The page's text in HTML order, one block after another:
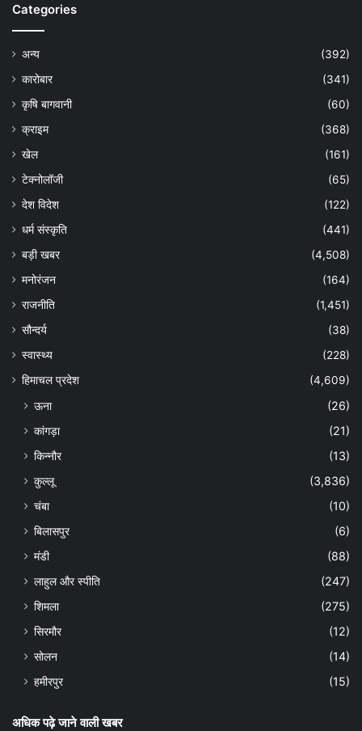
Categories
अन्य
(392)
कारोबार
(341)
कृषि बागवानी
(60)
क्राइम
(368)
खेल
(161)
टेक्नोलॉजी
(65)
देश विदेश
(122)
धर्म संस्कृति
(441)
बड़ी खबर
(4,508)
मनोरंजन
(164)
राजनीति
(1,451)
सौन्दर्य
(38)
स्वास्थ्य
(228)
हिमाचल प्रदेश
(4,609)
ऊना
(26)
कांगड़ा
(21)
किन्नौर
(13)
कुल्लू
(3,836)
चंबा
(10)
बिलासपुर
(6)
मंडी
(88)
लाहुल और स्पीति
(247)
शिमला
(275)
सिरमौर
(12)
सोलन
(14)
हमीरपुर
(15)
अधिक पढ़े जाने वाली खबर